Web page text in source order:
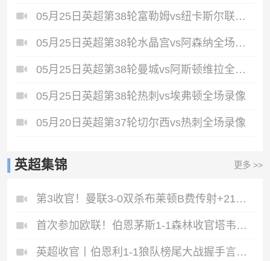
05月25日英超第38轮富勒姆vs纽卡斯尔联全场录像
05月25日英超第38轮水晶宫vs阿森纳全场录像
05月25日英超第38轮曼城vs阿斯顿维拉全场录像
05月25日英超第38轮热刺vs埃弗顿全场录像
05月20日英超第37轮切尔西vs热刺全场录像
英超集锦 更多 >>
第3收官！曼联3-0双杀布莱顿B费传射+21助破纪录独享英超助攻王
首次参加欧联！伯恩茅斯1-1森林收官塔韦尼耶救主怀特远射破门
英超收官丨伯恩利1-1狼队榜尾大战握手言和两队双双降入英冠